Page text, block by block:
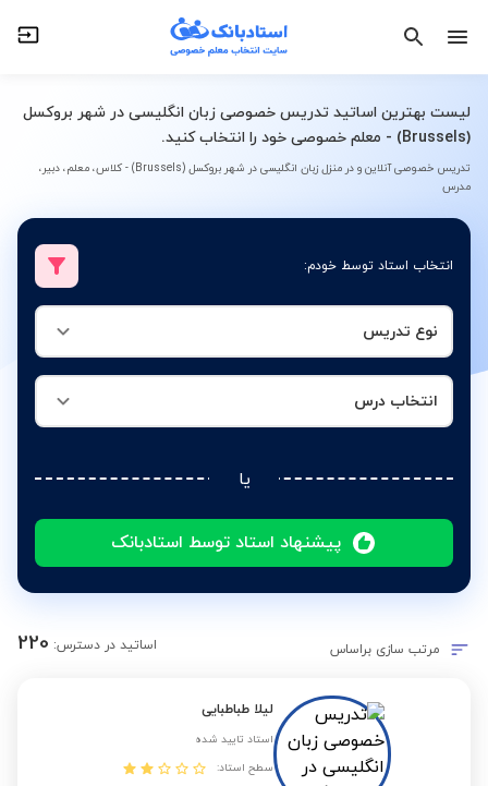
لیست بهترین اساتید تدریس خصوصی زبان انگلیسی در شهر بروکسل
(Brussels) - معلم خصوصی خود را انتخاب کنید.
تدریس خصوصی آنلاین و در منزل زبان انگلیسی در شهر بروکسل (Brussels) - کلاس، معلم، دبیر،
مدرس
انتخاب استاد توسط خودم:
نوع تدریس
انتخاب درس
یا
پیشنهاد استاد توسط استادبانک
انتخاب درس
مرتب سازی براساس اساتید در دسترس: 220
لیلا طباطبایی
استاد تایید شده
سطح استاد: